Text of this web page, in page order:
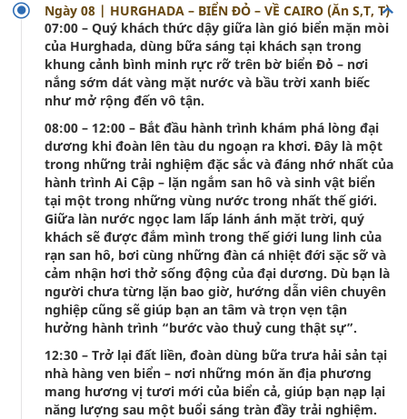
Ngày 08 | HURGHADA – BIỂN ĐỎ – VỀ CAIRO (Ăn S,T, T)
07:00 – Quý khách thức dậy giữa làn gió biển mặn mòi
của Hurghada, dùng bữa sáng tại khách sạn trong
khung cảnh bình minh rực rỡ trên bờ biển Đỏ – nơi
nắng sớm dát vàng mặt nước và bầu trời xanh biếc
như mở rộng đến vô tận.
08:00 – 12:00 – Bắt đầu hành trình khám phá lòng đại
dương khi đoàn lên tàu du ngoạn ra khơi. Đây là một
trong những trải nghiệm đặc sắc và đáng nhớ nhất của
hành trình Ai Cập – lặn ngắm san hô và sinh vật biển
tại một trong những vùng nước trong nhất thế giới.
Giữa làn nước ngọc lam lấp lánh ánh mặt trời, quý
khách sẽ được đắm mình trong thế giới lung linh của
rạn san hô, bơi cùng những đàn cá nhiệt đới sặc sỡ và
cảm nhận hơi thở sống động của đại dương. Dù bạn là
người chưa từng lặn bao giờ, hướng dẫn viên chuyên
nghiệp cũng sẽ giúp bạn an tâm và trọn vẹn tận
hưởng hành trình “bước vào thuỷ cung thật sự”.
12:30 – Trở lại đất liền, đoàn dùng bữa trưa hải sản tại
nhà hàng ven biển – nơi những món ăn địa phương
mang hương vị tươi mới của biển cả, giúp bạn nạp lại
năng lượng sau một buổi sáng tràn đầy trải nghiệm.